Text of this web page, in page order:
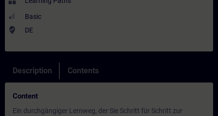
Basic
where_to_vote DE
Description Contents
Content
Ein durchgängiger Lernweg, der Sie Schritt für Schritt zur